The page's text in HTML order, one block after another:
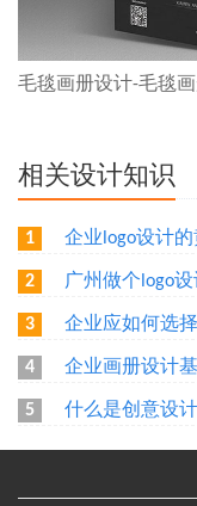
毛毯画册设计-毛毯
相关设计知识
1 企业logo设计
2 广州做个logo
3 企业应如何选
4 企业画册设计
5 什么是创意设